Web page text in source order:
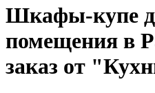
Шкафы-купе
помещения в
заказ от